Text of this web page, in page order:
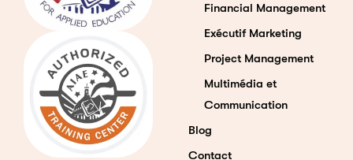
Financial Management
Exécutif Marketing
Project Management
Multimédia et
Communication
Blog
Contact